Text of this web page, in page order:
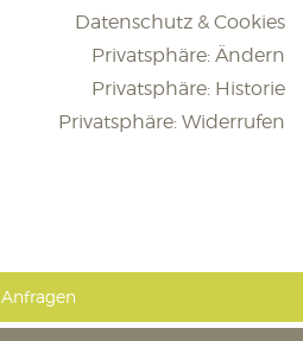
Datenschutz & Cookies
Privatsphäre: Ändern
Privatsphäre: Historie
Privatsphäre: Widerrufen
Anfragen